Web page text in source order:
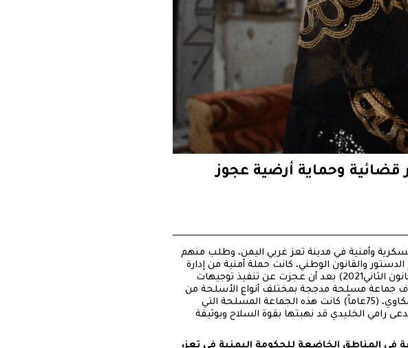
قضائية وحماية أرضية عجوز
وأمنية في مدينة تعز غربي اليمن، وطلب منهم
والقانون الوطني، كانت حملة أمنية من إدارة
شرطة أمن مديرية المظفر قد عادة أدراجها في صبيحة اليوم ذاته (الاثنين 4 يناير/كانون الثاني2021) بعد أن عجزت عن تنفيذ توجيهات
محكمة غرب تعز تنص على إيقاف جماعة مسلحة مدججة بمختلف أنواع الأسلحة من
العمل والبناء في أراضي مملوكة للمواطنة الطاعنة في السن مريم أحمد حمود المكاوي، (75عاماً) كانت هذه الجماعة المسلحة التي
الخليدي قد نهبتها بقوة السلاح وبوثيقة
القضائية في المناطق الخاضعة للحكومة اليمنية في تعز،